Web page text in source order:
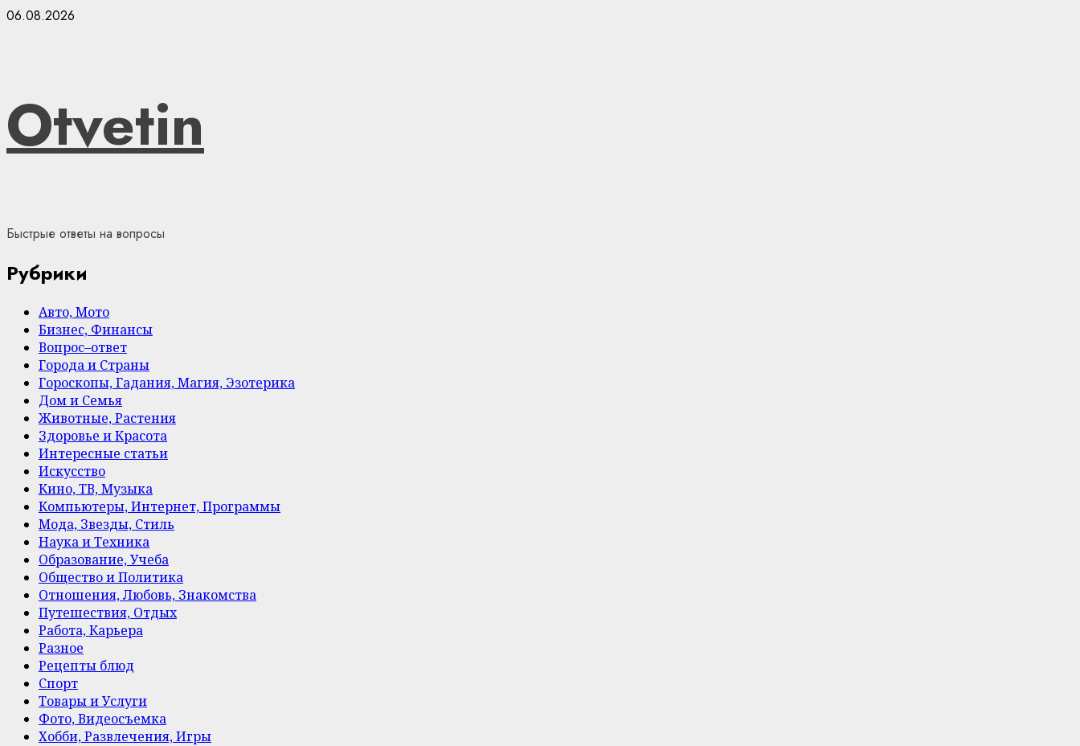
Skip
06.08.2026
Otvetin
Быстрые ответы на вопросы
Рубрики
Авто, Мото
Бизнес, Финансы
Вопрос–ответ
Города и Страны
Гороскопы, Гадания, Магия, Эзотерика
Дом и Семья
Животные, Растения
Здоровье и Красота
Интересные статьи
Искусство
Кино, ТВ, Музыка
Компьютеры, Интернет, Программы
Мода, Звезды, Стиль
Наука и Техника
Образование, Учеба
Общество и Политика
Отношения, Любовь, Знакомства
Путешествия, Отдых
Работа, Карьера
Разное
Рецепты блюд
Спорт
Товары и Услуги
Фото, Видеосъемка
Хобби, Развлечения, Игры